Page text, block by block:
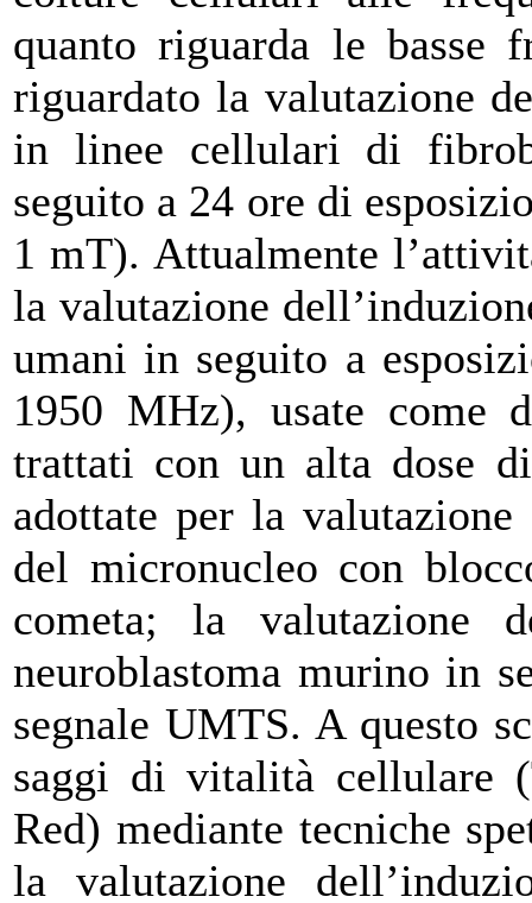
quanto riguarda le basse
riguardato la valutazione
in linee cellulari di
seguito a 24 ore di
1 mT). Attualmente
la valutazione
umani in seguito a
1950 MHz), usate come
trattati con un alta dose
adottate per la
del micronucleo con
cometa; la valutazione
neuroblastoma murino in
segnale UMTS. A questo
saggi di vitalità cellulare
Red) mediante tecniche
la valutazione